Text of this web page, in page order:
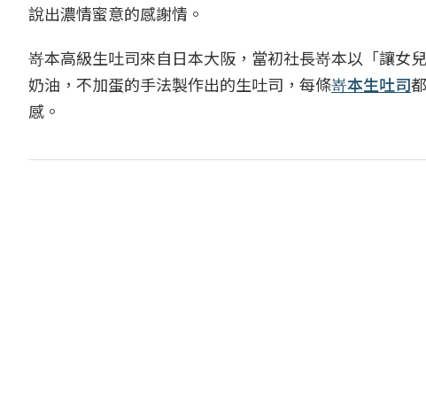
說出濃情蜜意的感謝情。
嵜本高級生吐司來自日本大阪，當初社長嵜本以「讓女
奶油，不加蛋的手法製作出的生吐司，每條嵜本生吐司
感。